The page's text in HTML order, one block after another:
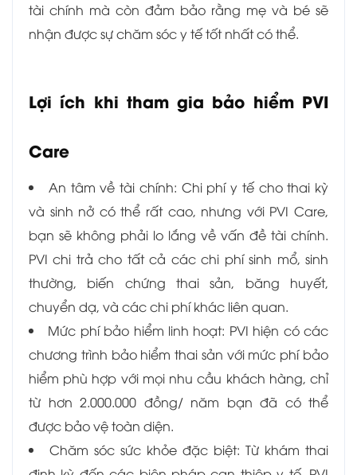
tài chính mà còn đảm bảo rằng mẹ và bé sẽ
nhận được sự chăm sóc y tế tốt nhất có thể.
Lợi ích khi tham gia bảo hiểm PVI
Care
An tâm về tài chính: Chi phí y tế cho thai kỳ
và sinh nở có thể rất cao, nhưng với PVI Care,
bạn sẽ không phải lo lắng về vấn đề tài chính.
PVI chi trả cho tất cả các chi phí sinh mổ, sinh
thường, biến chứng thai sản, băng huyết,
chuyển dạ, và các chi phí khác liên quan.
Mức phí bảo hiểm linh hoạt: PVI hiện có các
chương trình bảo hiểm thai sản với mức phí bảo
hiểm phù hợp với mọi nhu cầu khách hàng, chỉ
từ hơn 2.000.000 đồng/ năm bạn đã có thể
được bảo vệ toàn diện.
Chăm sóc sức khỏe đặc biệt: Từ khám thai